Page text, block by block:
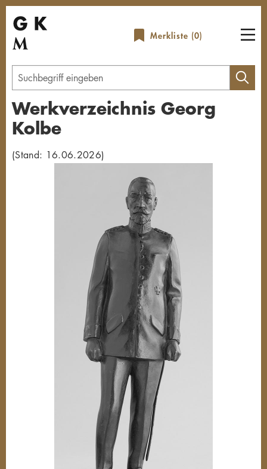
Direkt
zum
Inhalt
Merkliste (0)
Geben
Sie
einen
Suchbegriff
Werkverzeichnis Georg
Kolbe
(Stand: 16.06.2026)